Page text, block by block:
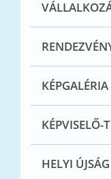
KÉPGALÉRIA
KÉPVISELŐ-
HELYI ÚJSÁG